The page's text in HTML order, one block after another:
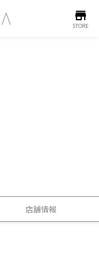
store
STORE
店舗情報